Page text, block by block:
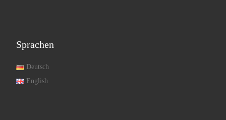
Sprachen
Deutsch
English